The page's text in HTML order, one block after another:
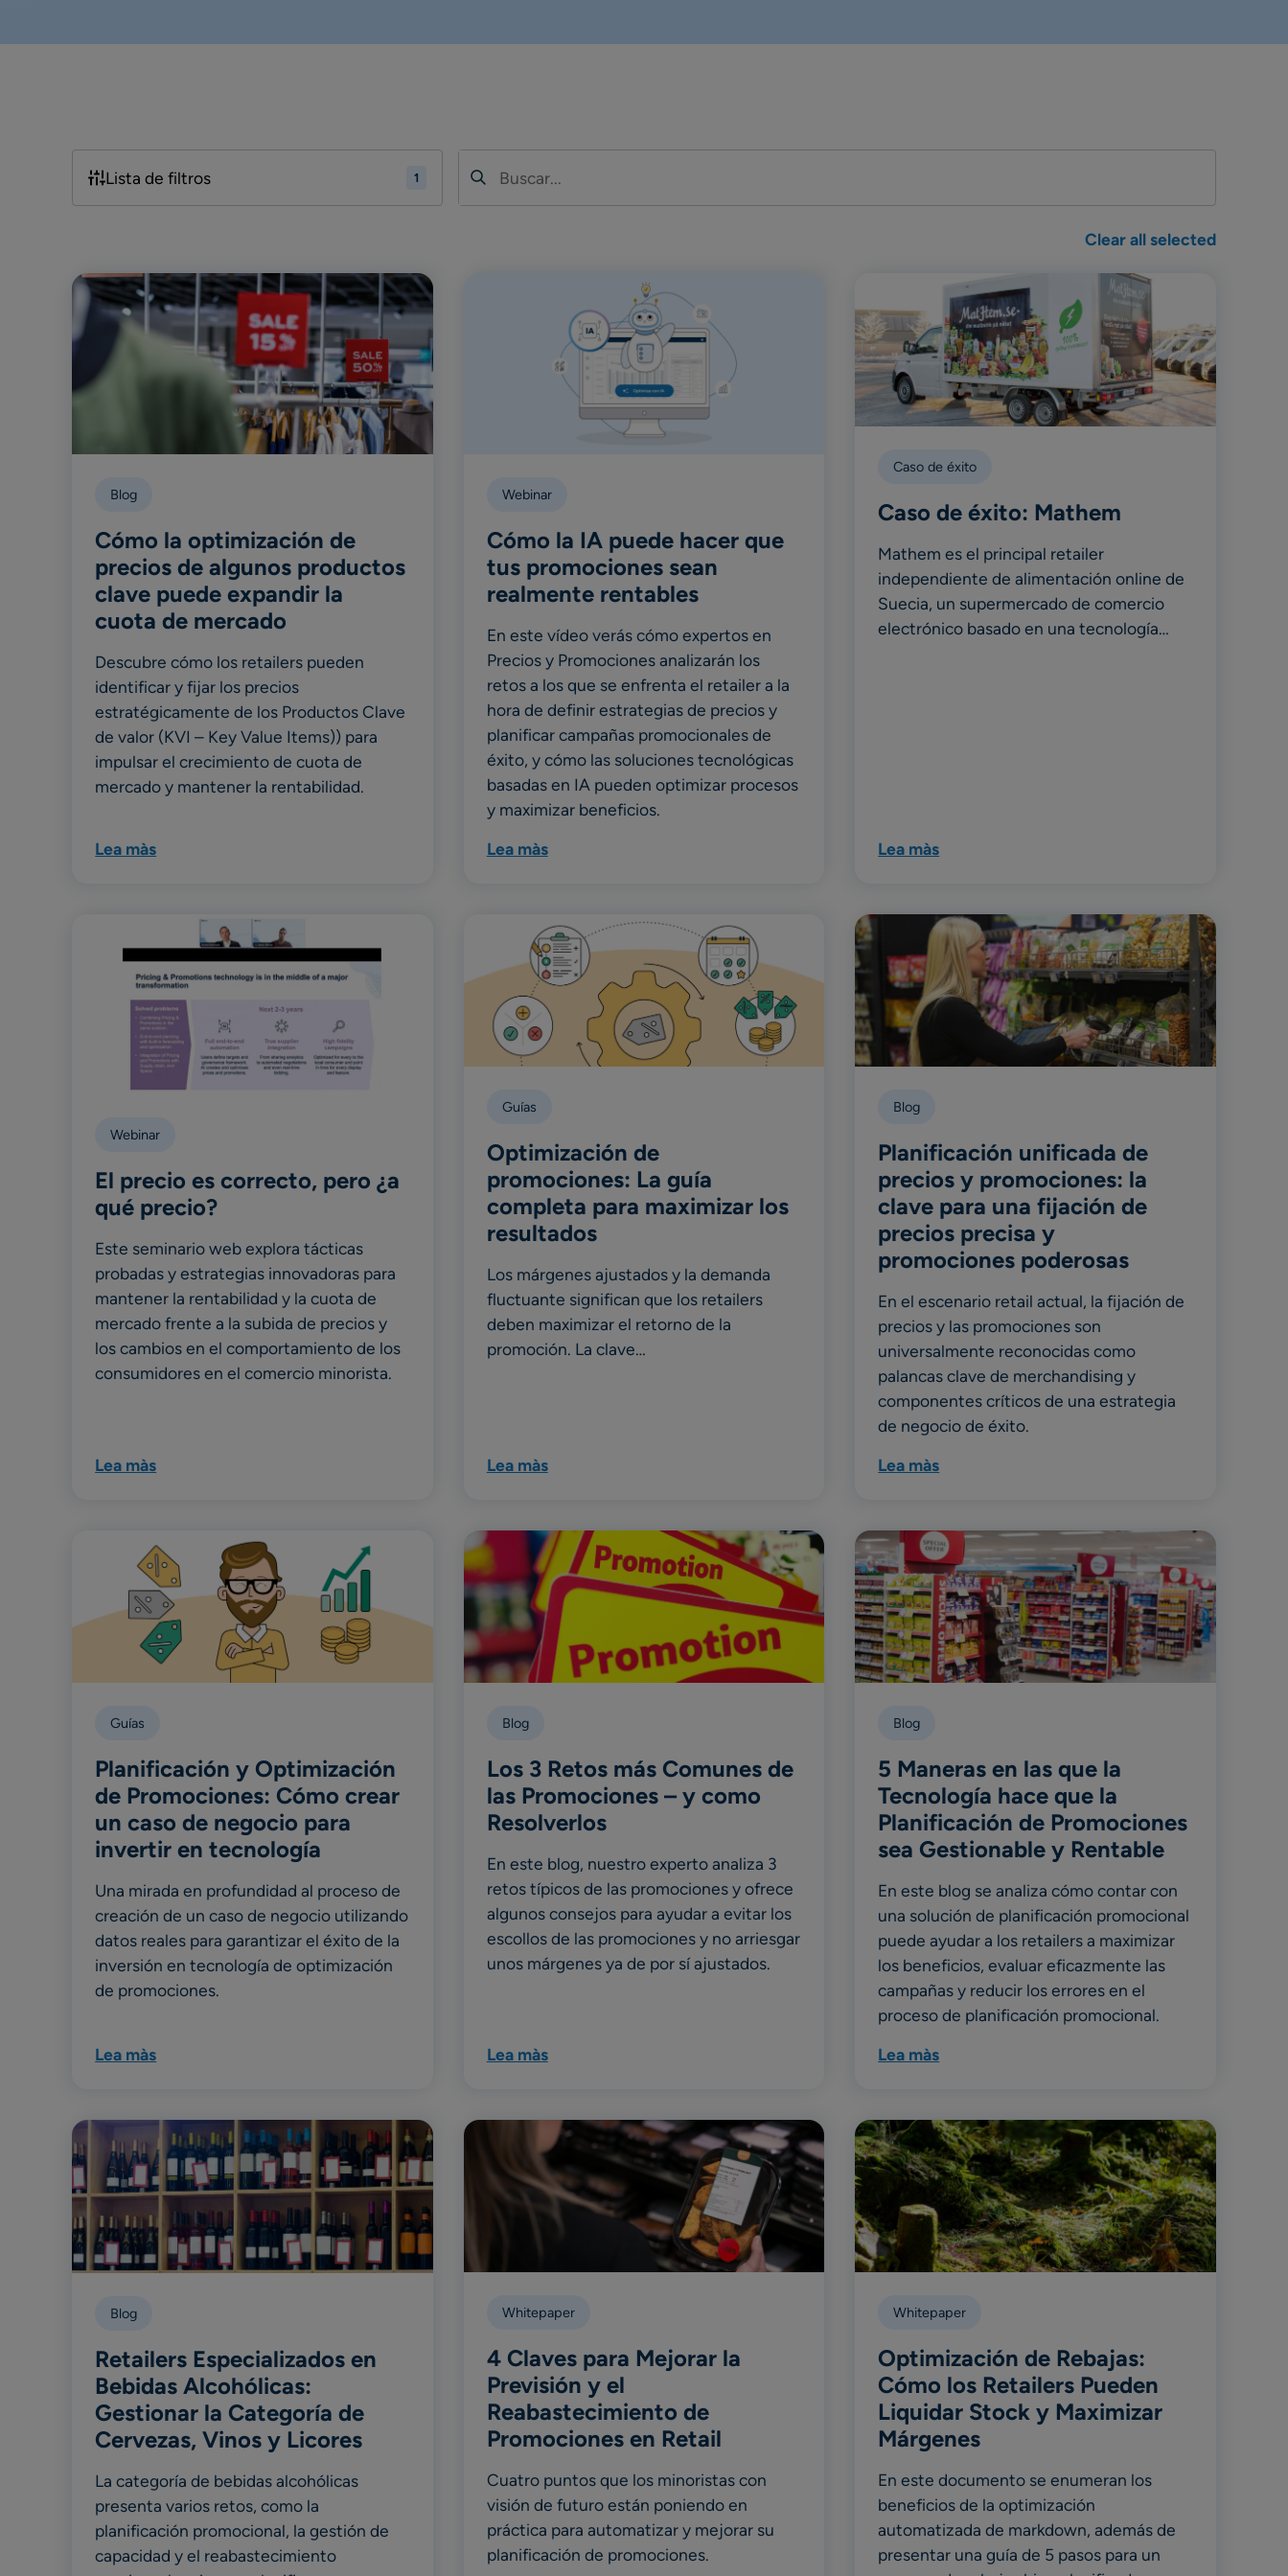
Lista de filtros 1
Clear all selected
Blog
Cómo la optimización de
precios de algunos productos
clave puede expandir la
cuota de mercado
Descubre cómo los retailers pueden
identificar y fijar los precios
estratégicamente de los Productos Clave
de valor (KVI – Key Value Items)) para
impulsar el crecimiento de cuota de
mercado y mantener la rentabilidad.
Lea màs
Webinar
Cómo la IA puede hacer que
tus promociones sean
realmente rentables
En este vídeo verás cómo expertos en
Precios y Promociones analizarán los
retos a los que se enfrenta el retailer a la
hora de definir estrategias de precios y
planificar campañas promocionales de
éxito, y cómo las soluciones tecnológicas
basadas en IA pueden optimizar procesos
y maximizar beneficios.
Lea màs
Caso de éxito
Caso de éxito: Mathem
Mathem es el principal retailer
independiente de alimentación online de
Suecia, un supermercado de comercio
electrónico basado en una tecnología…
Lea màs
Webinar
El precio es correcto, pero ¿a
qué precio?
Este seminario web explora tácticas
probadas y estrategias innovadoras para
mantener la rentabilidad y la cuota de
mercado frente a la subida de precios y
los cambios en el comportamiento de los
consumidores en el comercio minorista.
Lea màs
Guías
Optimización de
promociones: La guía
completa para maximizar los
resultados
Los márgenes ajustados y la demanda
fluctuante significan que los retailers
deben maximizar el retorno de la
promoción. La clave…
Lea màs
Blog
Planificación unificada de
precios y promociones: la
clave para una fijación de
precios precisa y
promociones poderosas
En el escenario retail actual, la fijación de
precios y las promociones son
universalmente reconocidas como
palancas clave de merchandising y
componentes críticos de una estrategia
de negocio de éxito.
Lea màs
Guías
Planificación y Optimización
de Promociones: Cómo crear
un caso de negocio para
invertir en tecnología
Una mirada en profundidad al proceso de
creación de un caso de negocio utilizando
datos reales para garantizar el éxito de la
inversión en tecnología de optimización
de promociones.
Lea màs
Blog
Los 3 Retos más Comunes de
las Promociones – y como
Resolverlos
En este blog, nuestro experto analiza 3
retos típicos de las promociones y ofrece
algunos consejos para ayudar a evitar los
escollos de las promociones y no arriesgar
unos márgenes ya de por sí ajustados.
Lea màs
Blog
5 Maneras en las que la
Tecnología hace que la
Planificación de Promociones
sea Gestionable y Rentable
En este blog se analiza cómo contar con
una solución de planificación promocional
puede ayudar a los retailers a maximizar
los beneficios, evaluar eficazmente las
campañas y reducir los errores en el
proceso de planificación promocional.
Lea màs
Blog
Retailers Especializados en
Bebidas Alcohólicas:
Gestionar la Categoría de
Cervezas, Vinos y Licores
La categoría de bebidas alcohólicas
presenta varios retos, como la
planificación promocional, la gestión de
capacidad y el reabastecimiento
Whitepaper
4 Claves para Mejorar la
Previsión y el
Reabastecimiento de
Promociones en Retail
Cuatro puntos que los minoristas con
visión de futuro están poniendo en
práctica para automatizar y mejorar su
planificación de promociones.
Whitepaper
Optimización de Rebajas:
Cómo los Retailers Pueden
Liquidar Stock y Maximizar
Márgenes
En este documento se enumeran los
beneficios de la optimización
automatizada de markdown, además de
presentar una guía de 5 pasos para un